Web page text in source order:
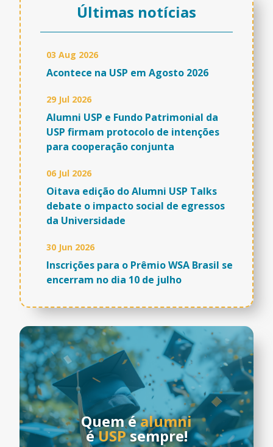
Últimas notícias
03 Aug 2026
Acontece na USP em Agosto 2026
29 Jul 2026
Alumni USP e Fundo Patrimonial da
USP firmam protocolo de intenções
para cooperação conjunta
06 Jul 2026
Oitava edição do Alumni USP Talks
debate o impacto social de egressos
da Universidade
30 Jun 2026
Inscrições para o Prêmio WSA Brasil se
encerram no dia 10 de julho
Quem éalumni
éUSPsempre!